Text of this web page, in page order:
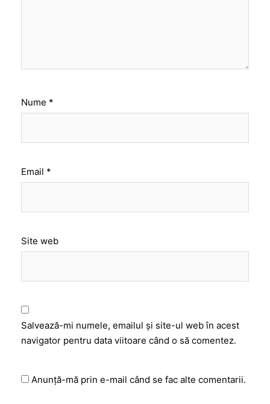
Nume *
Email *
Site web
Salvează-mi numele, emailul și site-ul web în acest
navigator pentru data viitoare când o să comentez.
Anunță-mă prin e-mail când se fac alte comentarii.